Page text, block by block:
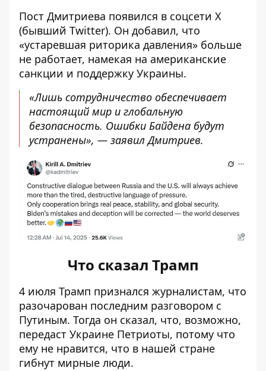
Пост Дмитриева появился в соцсети X
(бывший Twitter). Он добавил, что
«устаревшая риторика давления» больше
не работает, намекая на американские
санкции и поддержку Украины.
«Лишь сотрудничество обеспечивает
настоящий мир и глобальную
безопасность. Ошибки Байдена будут
устранены», — заявил Дмитриев.
Что сказал Трамп
4 июля Трамп признался журналистам, что
разочарован последним разговором с
Путиным. Тогда он сказал, что, возможно,
передаст Украине Петриоты, потому что
ему не нравится, что в нашей стране
гибнут мирные люди.